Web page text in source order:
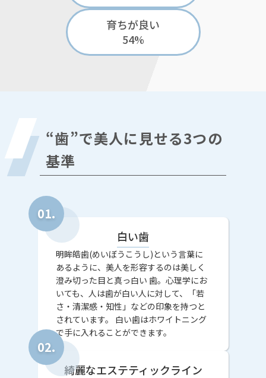
育ちが良い
54%
“歯”で美人に見せる3つの
基準
白い歯
明眸皓歯(めいぼうこうし)という言葉に
あるように、美人を形容するのは美しく
澄み切った目と真っ白い 歯。心理学にお
いても、人は歯が白い人に対して、「若
さ・清潔感・知性」などの印象を持つと
されています。 白い歯はホワイトニング
で手に入れることができます。
綺麗なエステティックライン